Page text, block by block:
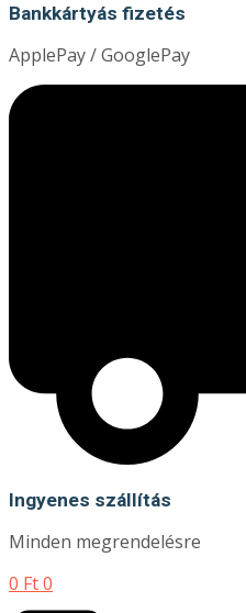
Bankkártyás fizetés
ApplePay / GooglePay
Ingyenes szállítás
Minden megrendelésre
0 Ft0